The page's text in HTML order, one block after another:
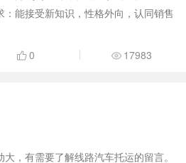
能接受新知识，性格外向，认同销售
0 17983
，有需要了解线路汽车托运的留言。